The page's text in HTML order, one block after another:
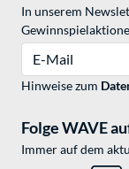
In unserem
Hinweise zum
Folge WAVE
Immer auf dem